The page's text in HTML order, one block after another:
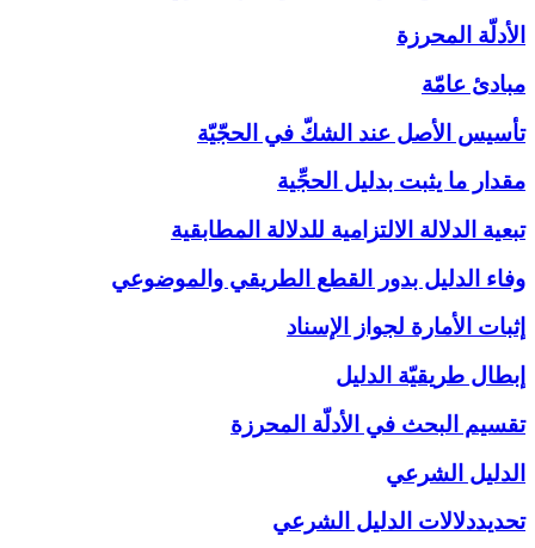
الأدلّة المحرزة
مبادئ عامّة
تأسيس الأصل عند الشكّ في الحجّيّة
مقدار ما يثبت بدليل الحجِّية
تبعية الدلالة الالتزامية للدلالة المطابقية
وفاء الدليل بدور القطع الطريقي والموضوعي
إثبات الأمارة لجواز الإسناد
إبطال طريقيّة الدليل
تقسيم البحث في الأدلّة المحرزة
الدليل الشرعي‏
تحديددلالات الدليل الشرعي‏